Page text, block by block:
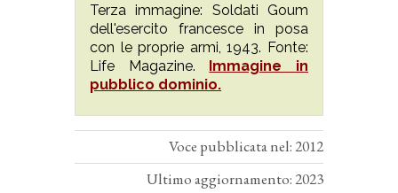
Terza immagine: Soldati Goum
dell'esercito francesce in posa
con le proprie armi, 1943. Fonte:
Life Magazine. Immagine in
pubblico dominio.
Voce pubblicata nel: 2012
Ultimo aggiornamento: 2023